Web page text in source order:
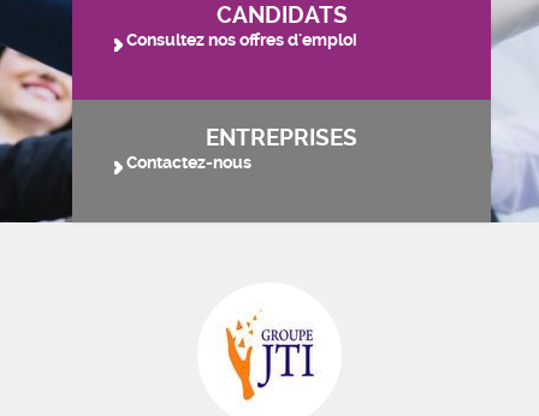
CANDIDATS
Consultez nos offres d'emploi
ENTREPRISES
Contactez-nous